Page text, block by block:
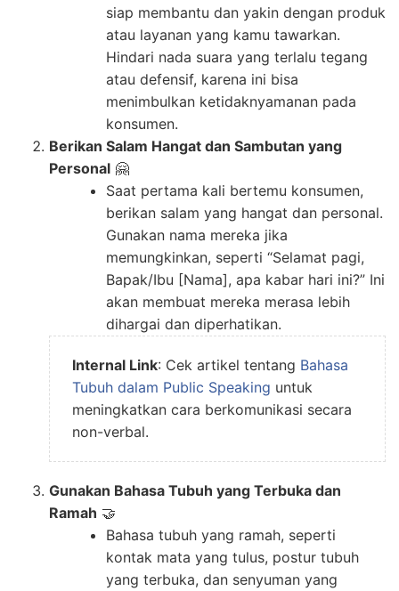
siap membantu dan yakin dengan produk
atau layanan yang kamu tawarkan.
Hindari nada suara yang terlalu tegang
atau defensif, karena ini bisa
menimbulkan ketidaknyamanan pada
konsumen.
Berikan Salam Hangat dan Sambutan yang
Personal 🤗
Saat pertama kali bertemu konsumen,
berikan salam yang hangat dan personal.
Gunakan nama mereka jika
memungkinkan, seperti “Selamat pagi,
Bapak/Ibu [Nama], apa kabar hari ini?” Ini
akan membuat mereka merasa lebih
dihargai dan diperhatikan.
Internal Link: Cek artikel tentang Bahasa
Tubuh dalam Public Speaking untuk
meningkatkan cara berkomunikasi secara
non-verbal.
Gunakan Bahasa Tubuh yang Terbuka dan
Ramah 🤝
Bahasa tubuh yang ramah, seperti
kontak mata yang tulus, postur tubuh
yang terbuka, dan senyuman yang